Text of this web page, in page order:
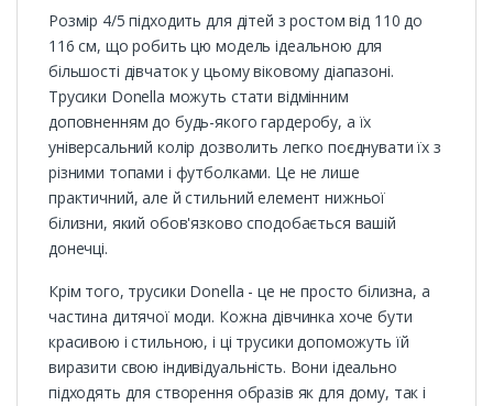
Розмір 4/5 підходить для дітей з ростом від 110 до
116 см, що робить цю модель ідеальною для
більшості дівчаток у цьому віковому діапазоні.
Трусики Donella можуть стати відмінним
доповненням до будь-якого гардеробу, а їх
універсальний колір дозволить легко поєднувати їх з
різними топами і футболками. Це не лише
практичний, але й стильний елемент нижньої
білизни, який обов'язково сподобається вашій
донечці.
Крім того, трусики Donella - це не просто білизна, а
частина дитячої моди. Кожна дівчинка хоче бути
красивою і стильною, і ці трусики допоможуть їй
виразити свою індивідуальність. Вони ідеально
підходять для створення образів як для дому, так і